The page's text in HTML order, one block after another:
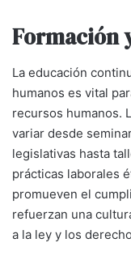
Formación
La educación
humanos es vital
recursos humanos.
variar desde
legislativas hasta
prácticas laborales
promueven el
refuerzan una
a la ley y los